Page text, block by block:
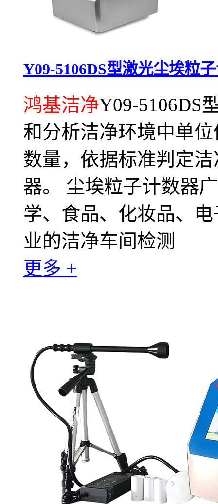
Y09-5106DS型激光尘埃粒
鸿基洁净Y09-5106DS
和分析洁净环境中单
数量，依据标准判定
器。 尘埃粒子计数器
学、食品、化妆品、
业的洁净车间检测
更多 +